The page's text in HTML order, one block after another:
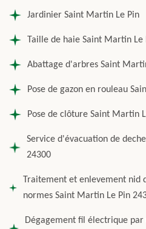
Jardinier Saint Martin Le Pin
Taille de haie Saint Martin Le
Abattage d'arbres Saint
Pose de gazon en rouleau
Pose de clôture Saint Martin
Service d'évacuation de
24300
Traitement et enlevement
normes Saint Martin Le Pin
Dégagement fil électrique